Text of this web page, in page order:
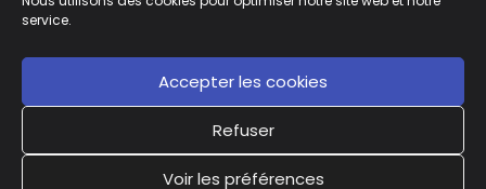
service.
Accepter les cookies
Refuser
Voir les préférences
place de Budapest – 75436 Paris 9.
réservés |Mentions légales|Réclamations
Contactez-nous|Politique des
cookies